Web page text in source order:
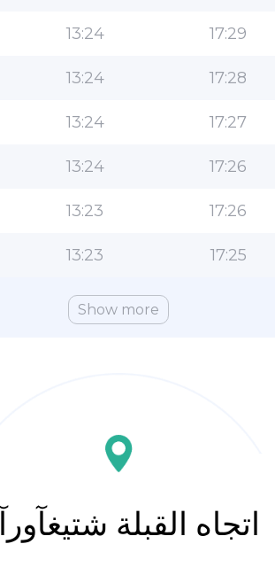
13:24 17:29
13:24 17:28
13:24 17:27
13:24 17:26
13:23 17:26
13:23 17:25
Show more
اتجاه القبلة
التطبيق الأكثر شعبية للمسلمين!
التطبيق الإسلامي الشهير لنمط الحياة ، مع